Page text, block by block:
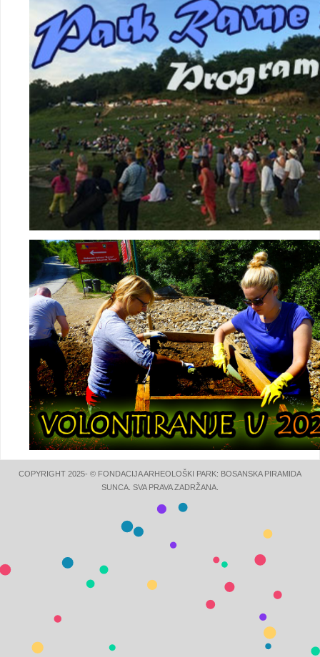
COPYRIGHT 2025- © FONDACIJA ARHEOLOŠKI PARK: BOSANSKA PIRAMIDA
SUNCA. SVA PRAVA ZADRŽANA.